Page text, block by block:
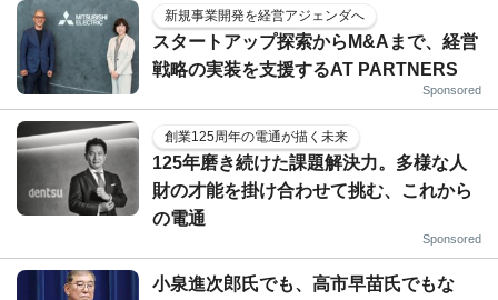
新規事業開発を経営アジェンダへ
スタートアップ探索からM&Aまで、経営
戦略の実装を支援するAT PARTNERS
Sponsored
創業125周年の電通が描く未来
125年磨き続けた課題解決力。多様な人
財の才能を掛け合わせて挑む、これから
の電通
Sponsored
小泉進次郎氏でも、高市早苗氏でもな